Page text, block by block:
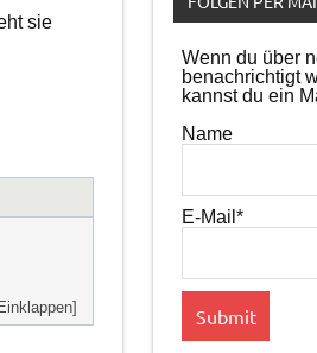
sie
Wenn du über
benachrichtigt
kannst du ein
Name
E-Mail*